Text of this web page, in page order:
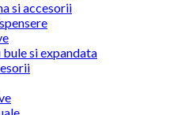
si accesorii
si expandata